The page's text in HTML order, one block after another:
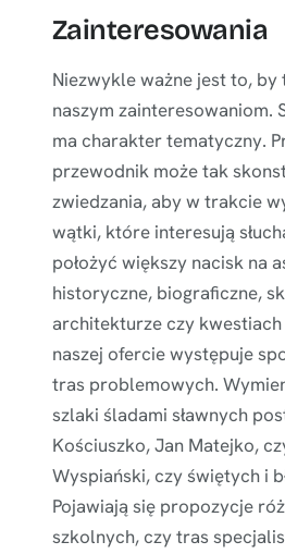
Zainteresowania
Niezwykle ważne jest to, by
naszym zainteresowaniom.
ma charakter tematyczny.
przewodnik może tak
zwiedzania, aby w trakcie
wątki, które interesują
położyć większy nacisk na
historyczne, biograficzne,
architekturze czy
naszej ofercie występuje
tras problemowych.
szlaki śladami sławnych
Kościuszko, Jan Matejko,
Wyspiański, czy świętych i
Pojawiają się propozycje
szkolnych, czy tras